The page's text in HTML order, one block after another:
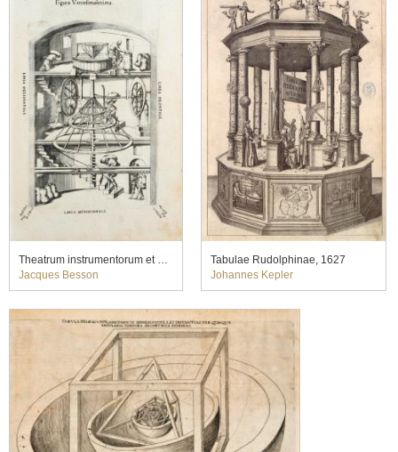
Theatrum instrumentorum et machinarum, 1582
Jacques Besson
Tabulae Rudolphinae, 1627
Johannes Kepler